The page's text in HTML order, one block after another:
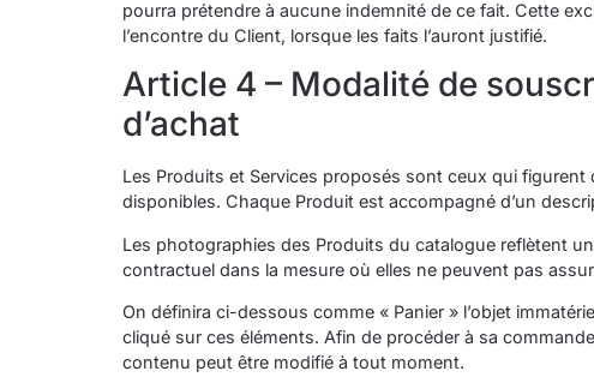
pourra prétendre à aucune indemnité de ce fait. Cette
l’encontre du Client, lorsque les faits l’auront justifié.
Article 4 – Modalité de
d’achat
Les Produits et Services proposés sont ceux qui
disponibles. Chaque Produit est accompagné d’un
Les photographies des Produits du catalogue reflètent
contractuel dans la mesure où elles ne peuvent pas
On définira ci-dessous comme « Panier » l’objet
cliqué sur ces éléments. Afin de procéder à sa
contenu peut être modifié à tout moment.